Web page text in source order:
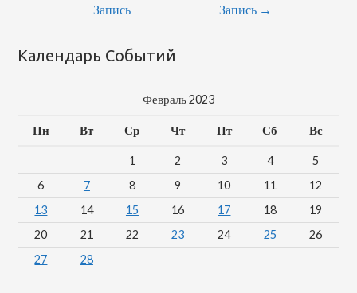
Запись Запись →
Календарь Событий
Февраль 2023
Пн Вт Ср Чт Пт Сб Вс
1 2 3 4
5
6
7 8 9 10 11
12
13
14 15 16 17 18
19
20
21 22 23 24 25
26
27
28